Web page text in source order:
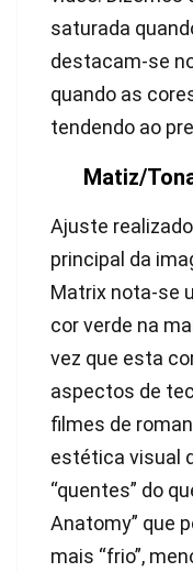
saturada
destacam-se
quando as
tendendo ao
Matiz/
Ajuste
principal da
Matrix nota-se
cor verde na
vez que esta
aspectos de
filmes de
estética visual
“quentes” do
Anatomy” que
mais “frio”,